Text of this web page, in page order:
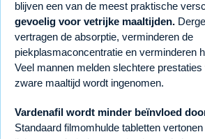
blijven een van de meest praktische
gevoelig voor vetrijke maaltijden.
vertragen de absorptie, verminderen de
piekplasmaconcentratie en verminderen
Veel mannen melden slechtere
zware maaltijd wordt ingenomen.
Vardenafil wordt minder beïnvloed
Standaard filmomhulde tabletten